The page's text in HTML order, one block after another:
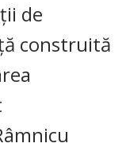
de
construită